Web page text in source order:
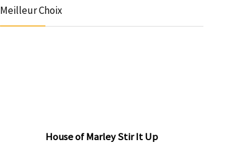
Meilleur Choix
House of Marley Stir It Up